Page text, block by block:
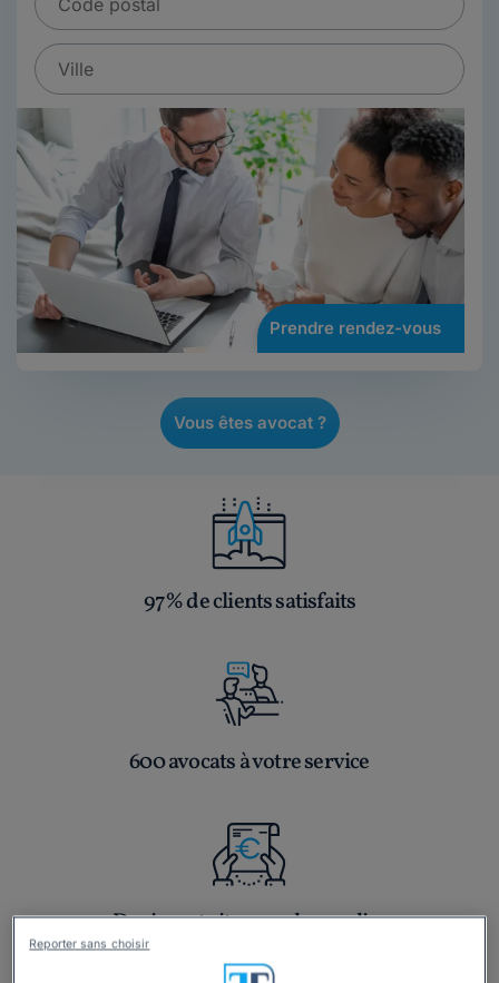
Prendre rendez-vous
Vous êtes avocat ?
97% de clients satisfaits
600 avocats à votre service
Devis gratuit en quelques clics
Reporter sans choisir